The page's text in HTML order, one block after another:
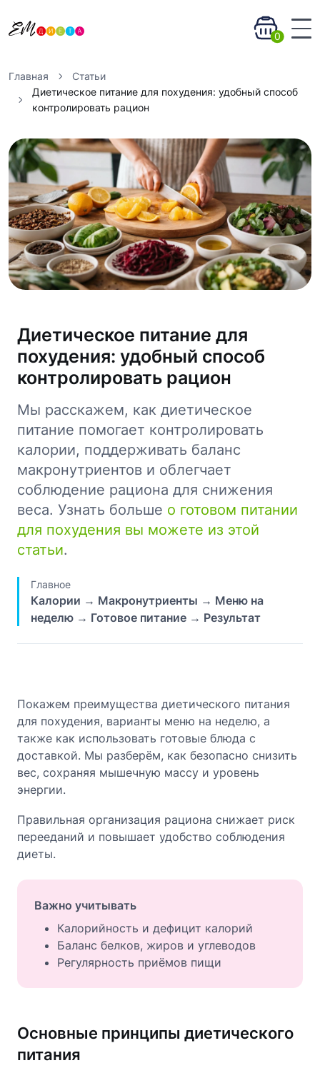
0
Главная
Статьи
Диетическое питание для похудения: удобный способ
контролировать рацион
Диетическое питание для
похудения: удобный способ
контролировать рацион
Мы расскажем, как диетическое
питание помогает контролировать
калории, поддерживать баланс
макронутриентов и облегчает
соблюдение рациона для снижения
веса. Узнать больше о готовом питании
для похудения вы можете из этой
статьи.
Главное
Калории → Макронутриенты → Меню на
неделю → Готовое питание → Результат
Покажем преимущества диетического питания
для похудения, варианты меню на неделю, а
также как использовать готовые блюда с
доставкой. Мы разберём, как безопасно снизить
вес, сохраняя мышечную массу и уровень
энергии.
Правильная организация рациона снижает риск
перееданий и повышает удобство соблюдения
диеты.
Важно учитывать
Калорийность и дефицит калорий
Баланс белков, жиров и углеводов
Регулярность приёмов пищи
Основные принципы диетического
питания